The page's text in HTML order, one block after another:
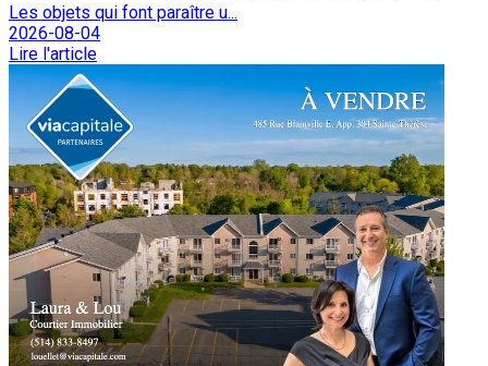
Les objets qui font paraître u...
2026-08-04
Lire l'article